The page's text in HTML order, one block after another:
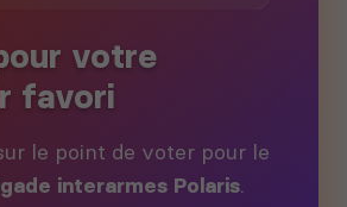
votre
favori
le point de voter pour le
interarmes Polaris.